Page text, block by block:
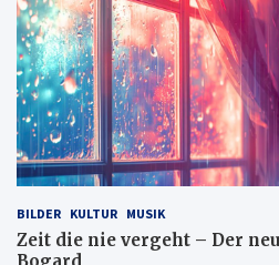
BILDER KULTUR MUSIK
Zeit die nie vergeht – Der
Bogard